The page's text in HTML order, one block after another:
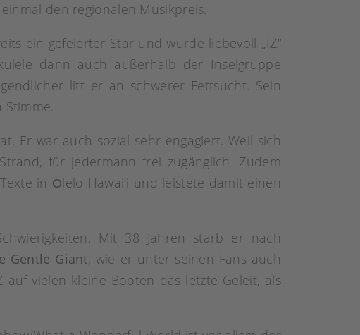
den regionalen Musikpreis.
ein gefeierter Star und wurde liebevoll „IZ“
dann auch außerhalb der Inselgruppe
litt er an schwerer Fettsucht. Sein
Er war auch sozial sehr engagiert. Weil sich
für jedermann frei zugänglich. Zudem
in Ōlelo Hawai’i und leistete damit einen
Mit 38 Jahren starb er nach
Gentle Giant, wie er unter seinen Fans auch
vielen kleine Booten das letzte Geleit, als